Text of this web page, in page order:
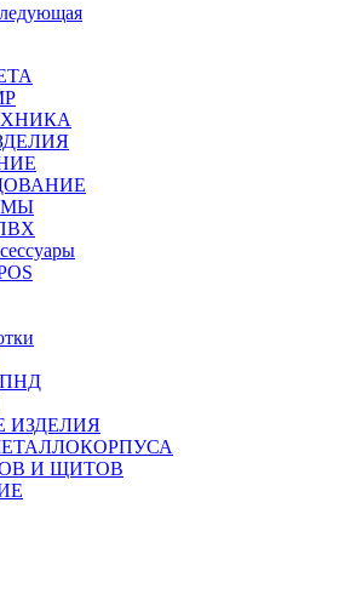
ПВХ
ПНД
ИЗДЕЛИЯ
И ЩИТОВ